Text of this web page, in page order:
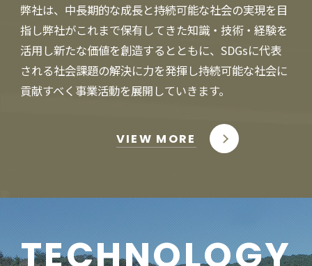
弊社は、中長期的な成長と持続可能な社会の実現を目
指し弊社がこれまで保有してきた知識・技術・経験を
活用し新たな価値を創造するとともに、SDGsに代表
される社会課題の解決に力を発揮し持続可能な社会に
貢献すべく事業活動を展開していきます。
VIEW MORE
TECHNOLOGY